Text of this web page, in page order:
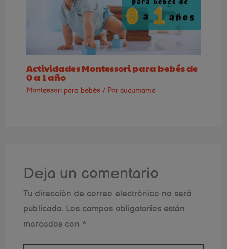
Actividades Montessori para bebés de
0 a 1 año
Montessori para bebés/ Por cucumama
Deja un comentario
Tu dirección de correo electrónico no será
publicada. Los campos obligatorios están
marcados con *